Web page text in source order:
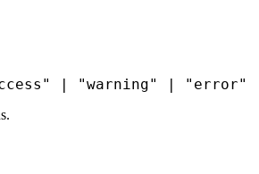
"warning" "error"